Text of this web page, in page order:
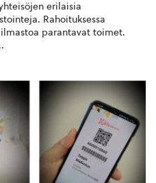
erilaisia
Rahoituksessa
parantavat toimet.